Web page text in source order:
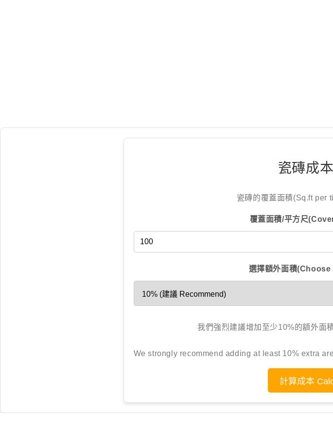
瓷磚成
瓷磚的覆蓋面積(Sq.ft per
覆蓋面積/平方尺
選擇額外面積
我們強烈建議增加至少10%的額外面
We strongly recommend adding at least 10% extra
計算成本